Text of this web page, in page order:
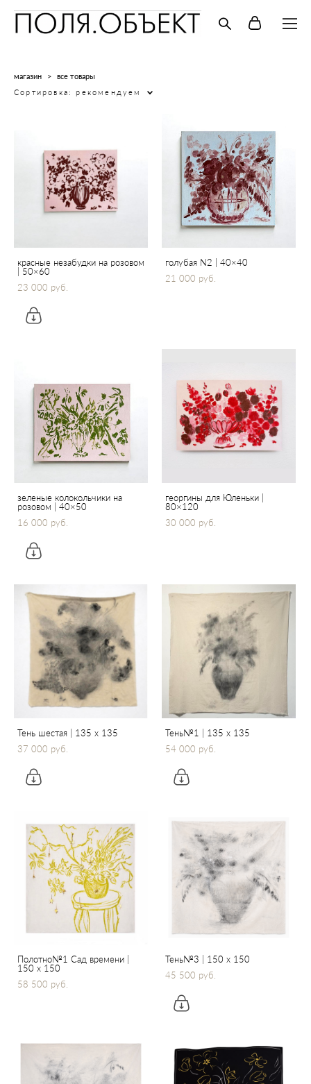
магазин >
все товары
Сортировка:
рекомендуем
красные незабудки на розовом
| 50×60
23 000 pуб.
голубая N2 | 40×40
21 000 pуб.
зеленые колокольчики на
розовом | 40×50
16 000 pуб.
георгины для Юленьки |
80×120
30 000 pуб.
Тень шестая | 135 х 135
37 000 pуб.
Тень№1 | 135 х 135
54 000 pуб.
Полотно№1 Сад времени |
150 х 150
58 500 pуб.
Тень№3 | 150 х 150
45 500 pуб.